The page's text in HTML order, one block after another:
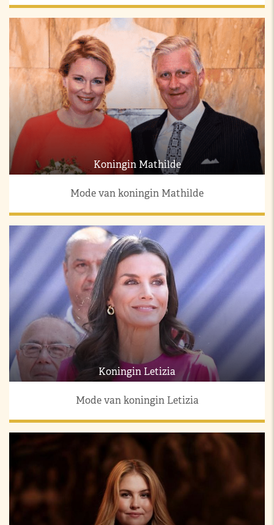
Koningin Mathilde
Mode van koningin Mathilde
Koningin Letizia
Mode van koningin Letizia